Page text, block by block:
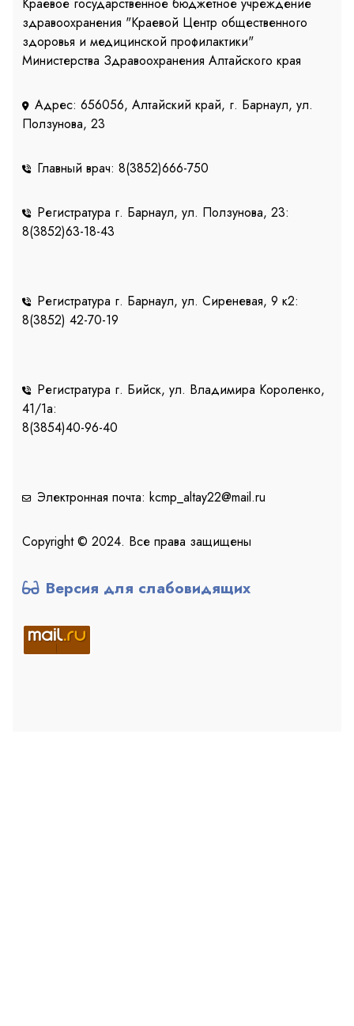
Краевое государственное бюджетное учреждение
здравоохранения "Краевой Центр общественного
здоровья и медицинской профилактики"
Министерства Здравоохранения Алтайского края
Адрес: 656056, Алтайский край, г. Барнаул, ул.
Ползунова, 23
Главный врач: 8(3852)666-750
Регистратура г. Барнаул, ул. Ползунова, 23:
8(3852)63-18-43
Регистратура г. Барнаул, ул. Сиреневая, 9 к2:
8(3852) 42-70-19
Регистратура г. Бийск, ул. Владимира Короленко,
41/1a:
8(3854)40-96-40
Электронная почта: kcmp_altay22@mail.ru
Copyright © 2024. Все права защищены
Версия для слабовидящих